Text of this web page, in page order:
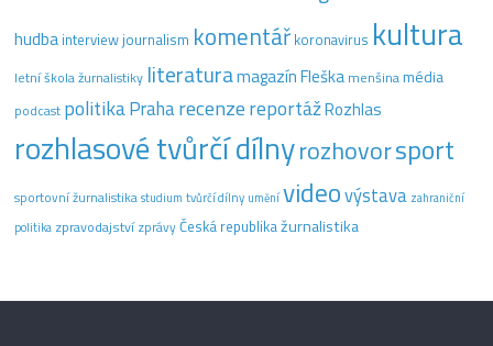
hudba interview journalism komentář koronavirus kultura
letní škola žurnalistiky literaturamagazín Fleška menšinamédia
podcast politikaPraharecenzereportážRozhlas
rozhlasové tvůrčí dílnyrozhovorsport
sportovní žurnalistika studium tvůrčí dílny uměnívideovýstava zahraniční
politika zpravodajstvízprávyČeská republikažurnalistika